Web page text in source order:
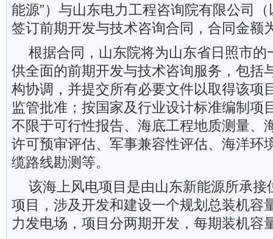
能源”）与山东电力工程咨询院有限公司（
签订前期开发与技术咨询合同，合同金额
根据合同，山东院将为山东省日照市的
供全面的前期开发与技术咨询服务，包括
构协调，并提交所有必要文件以取得该项
监管批准；按国家及行业设计标准编制项
不限于可行性报告、海底工程地质测量、
许可预审评估、军事兼容性评估、海洋环
缆路线勘测等。
该海上风电项目是由山东新能源所承接
项目，涉及开发和建设一个规划总装机容
力发电场，项目分两期开发，每期装机容